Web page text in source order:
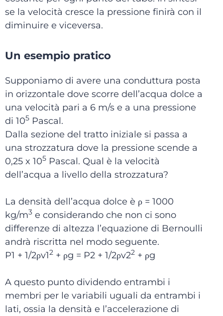
se la velocità cresce la pressione finirà con il
diminuire e viceversa.
Un esempio pratico
Supponiamo di avere una conduttura posta
in orizzontale dove scorre dell’acqua dolce a
una velocità pari a 6 m/s e a una pressione
di 105 Pascal.
Dalla sezione del tratto iniziale si passa a
una strozzatura dove la pressione scende a
0,25 x 105 Pascal. Qual è la velocità
dell’acqua a livello della strozzatura?
La densità dell’acqua dolce è ρ = 1000
kg/m3 e considerando che non ci sono
differenze di altezza l’equazione di Bernoulli
andrà riscritta nel modo seguente.
P1 + 1/2ρv12 + ρg = P2 + 1/2ρv22 + ρg
A questo punto dividendo entrambi i
membri per le variabili uguali da entrambi i
lati, ossia la densità e l’accelerazione di